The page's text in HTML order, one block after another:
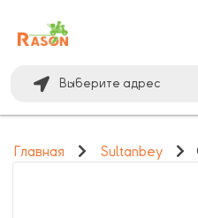
Выберите адрес
Главная Sultanbey